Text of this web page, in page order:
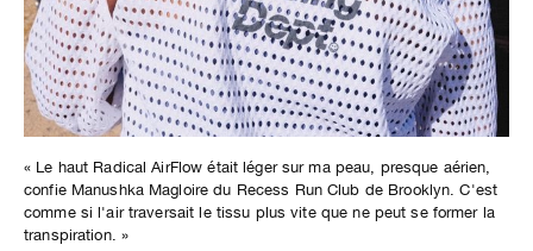
« Le haut Radical AirFlow était léger sur ma peau, presque aérien,
confie Manushka Magloire du Recess Run Club de Brooklyn. C'est
comme si l'air traversait le tissu plus vite que ne peut se former la
transpiration. »